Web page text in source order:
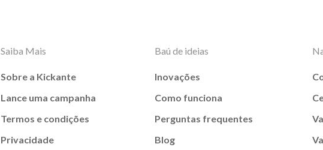
Saiba Mais
Sobre a Kickante
Lance uma campanha
Termos e condições
Privacidade
Baú de ideias
Inovações
Como funciona
Perguntas frequentes
Blog